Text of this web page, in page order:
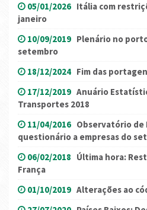
05/01/2026 Itália com
janeiro
10/09/2019 Plenário no
setembro
18/12/2024 Fim das
17/12/2019 Anuário
Transportes 2018
11/04/2016 Observatório de
questionário a empresas do
06/02/2018 Última hora:
França
01/10/2019 Alterações ao